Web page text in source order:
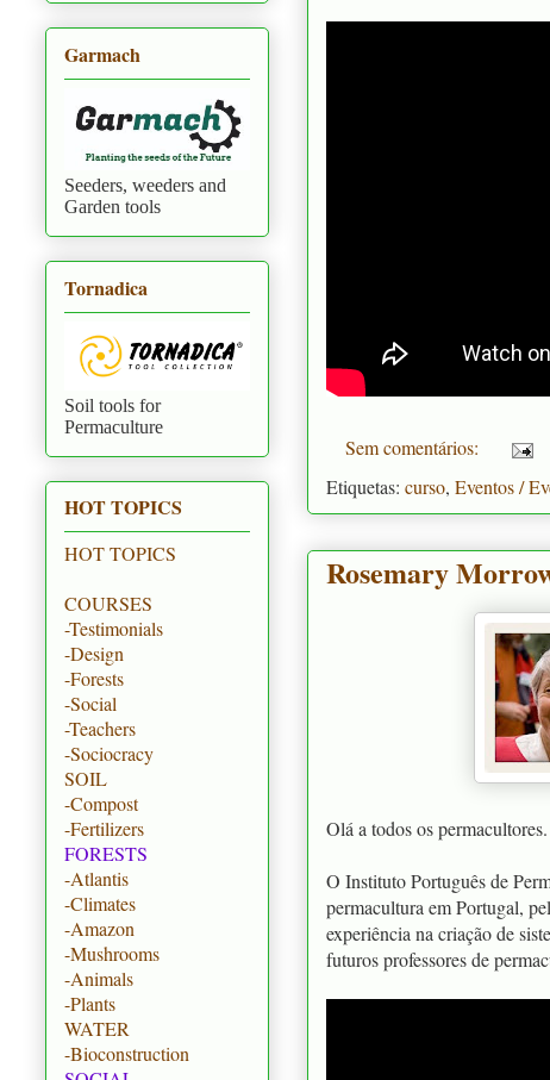
Sem comentários:
Etiquetas: curso, Eventos /
Rosemary
Olá a todos os permacultores.
O Instituto Português de
permacultura em Portugal,
experiência na criação de
futuros professores de
Garmach
Seeders, weeders and
Garden tools
Tornadica
Soil tools for
Permaculture
HOT TOPICS
HOT TOPICS
COURSES
-Testimonials
-Design
-Forests
-Social
-Teachers
-Sociocracy
SOIL
-Compost
-Fertilizers
FORESTS
-Atlantis
-Climates
-Amazon
-Mushrooms
-Animals
-Plants
WATER
-Bioconstruction